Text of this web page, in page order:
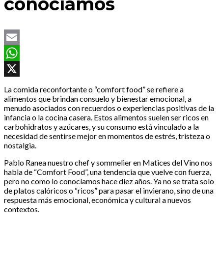
Email
WhatsApp
La comida reconfortante o “comfort food” se refiere a
alimentos que brindan consuelo y bienestar emocional, a
menudo asociados con recuerdos o experiencias positivas de la
infancia o la cocina casera. Estos alimentos suelen ser ricos en
carbohidratos y azúcares, y su consumo está vinculado a la
necesidad de sentirse mejor en momentos de estrés, tristeza o
nostalgia.
Pablo Ranea nuestro chef y sommelier en Matices del Vino nos
habla de “Comfort Food”, una tendencia que vuelve con fuerza,
pero no como lo conocíamos hace diez años. Ya no se trata solo
de platos calóricos o “ricos” para pasar el invierano, sino de una
respuesta más emocional, económica y cultural a nuevos
contextos.